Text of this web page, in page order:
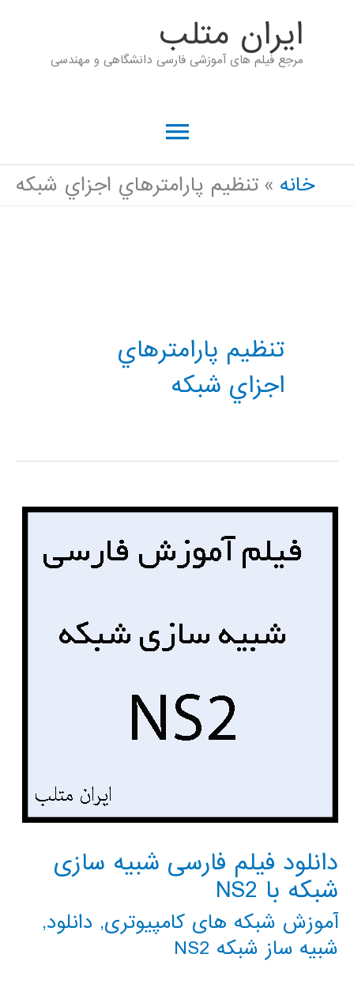
ايران متلب
مرجع فیلم های آموزشی فارسی دانشگاهی و مهندسی
فهرست
اصلی
خانه تنظيم پارامترهاي اجزاي شبكه
تنظيم پارامترهاي
اجزاي شبكه
دانلود فیلم فارسی شبیه سازی
شبکه با NS2
آموزش شبکه های کامپیوتری, دانلود,
شبیه ساز شبکه NS2